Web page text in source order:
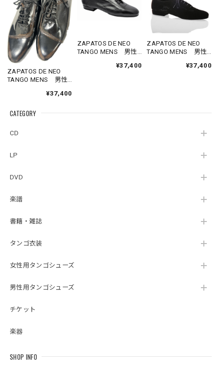
CATEGORY
CD
LP
DVD
楽譜
書籍・雑誌
タンゴ衣装
女性用タンゴシューズ
男性用タンゴシューズ
チケット
楽器
SHOP INFO
ZAPATOS DE NEO
TANGO MENS 男性
黒光沢レザー（約¥37,400
ZAPATOS DE NEO
TANGO MENS 男性
¥37,400
ZAPATOS DE NEO
TANGO MENS 男性
黒やわらかスエード
¥37,400